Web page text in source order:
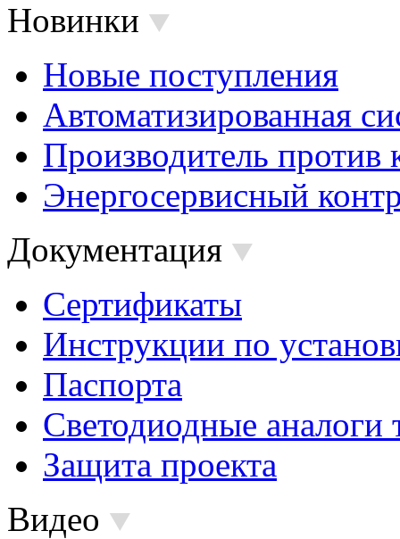
Новинки
Новые поступления
Автоматизированная
Производитель против
Энергосервисный
Документация
Сертификаты
Инструкции по
Паспорта
Светодиодные аналоги
Защита проекта
Видео